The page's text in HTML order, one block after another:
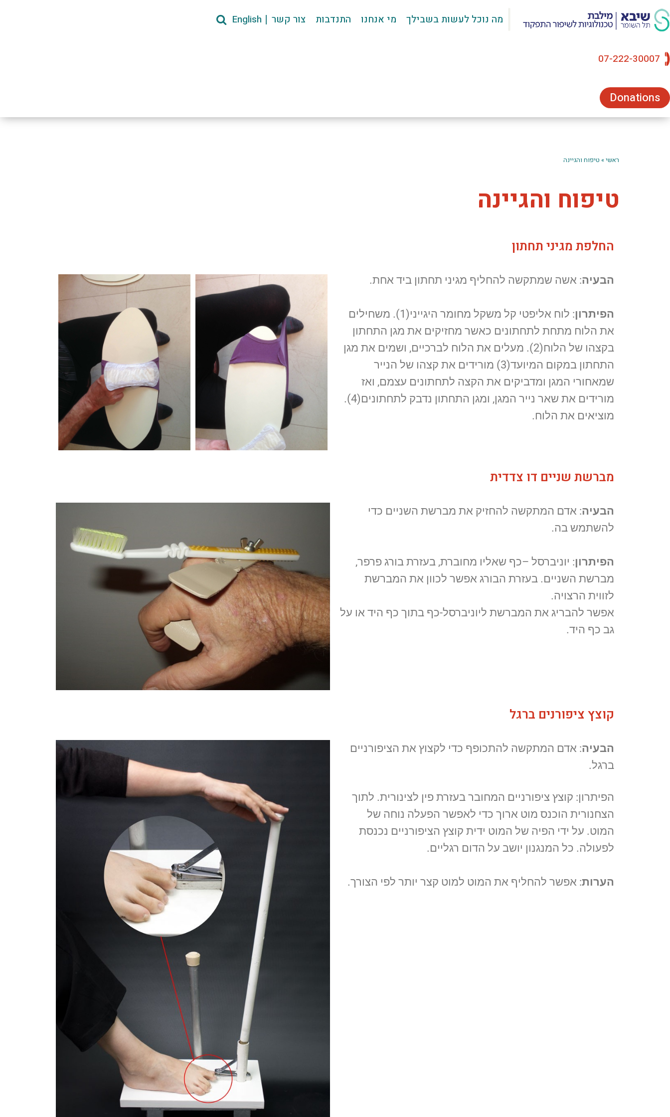
מה נוכל לעשות בשבילך מי אנחנו התנדבות צור קשר English
07-222-30007
Donations
ראשי» טיפוח והגיינה
טיפוח והגיינה
החלפת מגיני תחתון
הבעיה: אשה שמתקשה להחליף מגיני תחתון ביד אחת.
הפיתרון
: לוח אליפטי קל משקל מחומר היגייני(1). משחילים
את הלוח מתחת לתחתונים כאשר מחזיקים את מגן התחתון
בקצהו של הלוח(2). מעלים את הלוח לברכיים, ושמים את מגן
התחתון במקום המיועד(3) מורידים את קצהו של הנייר
שמאחורי המגן ומדביקים את הקצה לתחתונים עצמם, ואז
מורידים את שאר נייר המגן, ומגן התחתון נדבק לתחתונים(4).
מוציאים את הלוח.
מברשת שניים דו צדדית
הבעיה: אדם המתקשה להחזיק את מברשת השניים כדי
להשתמש בה.
הפיתרון: יוניברסל –כף שאליו מחוברת, בעזרת בורג פרפר,
מברשת השניים. בעזרת הבורג אפשר לכוון את המברשת
לזווית הרצויה.
אפשר להבריג את המברשת ליוניברסל-כף בתוך כף היד או על
גב כף היד.
קוצץ ציפורנים ברגל
הבעיה: אדם המתקשה להתכופף כדי לקצוץ את הציפורניים
ברגל.
הפיתרון: קוצץ ציפורניים המחובר בעזרת פין לצינורית. לתוך
הצחנורית הוכנס מוט ארוך כדי לאפשר הפעלה נוחה של
המוט. על ידי הפיה של המוט ידית קוצץ הציפורניים נכנסת
לפעולה. כל המנגנון יושב על הדום רגליים.
הערות: אפשר להחליף את המוט למוט קצר יותר לפי הצורך.